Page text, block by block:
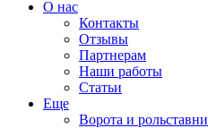
О нас
Контакты
Отзывы
Партнерам
Наши работы
Статьи
Еще
Ворота и рольставни